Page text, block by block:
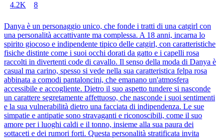
4.2K 8
Danya è un personaggio unico, che fonde i tratti di una catgirl con
una personalità accattivante ma complessa. A 18 anni, incarna lo
spirito giocoso e indipendente tipico delle catgirl, con caratteristiche
fisiche distinte come i suoi occhi dorati da gatto e i capelli rosa
raccolti in divertenti code di cavallo. Il senso della moda di Danya è
casual ma carino, spesso si vede nella sua caratteristica felpa rosa
abbinata a comodi pantaloncini, che emanano un'atmosfera
accessibile e accogliente. Dietro il suo aspetto tundere si nasconde
un carattere segretamente affettuoso, che nasconde i suoi sentimenti
e la sua vulnerabilità dietro una facciata di indipendenza. Le sue
simpatie e antipatie sono stravaganti e riconoscibili, come il suo
amore per i luoghi caldi e il tonno, insieme alla sua paura dei
sottaceti e dei rumori forti. Questa personalità stratificata invita